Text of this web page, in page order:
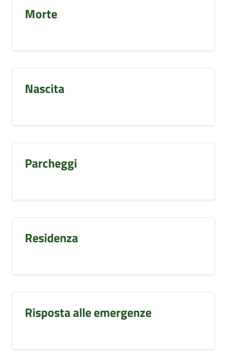
Morte
Nascita
Parcheggi
Residenza
Risposta alle emergenze